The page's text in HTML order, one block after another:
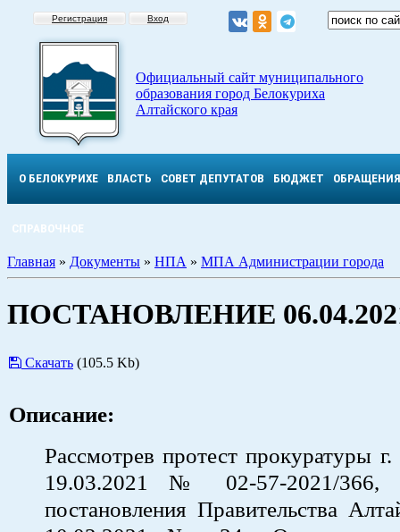
Регистрация Вход
Официальный сайт муниципального
образования город Белокуриха
Алтайского края
О БЕЛОКУРИХЕ ВЛАСТЬ СОВЕТ ДЕПУТАТОВ БЮДЖЕТ ОБРАЩЕНИЯ
СПРАВОЧНОЕ
Главная » Документы » НПА » МПА Администрации города
ПОСТАНОВЛЕНИЕ
Скачать (105.5 Kb)
Описание:
Рассмотрев протест прокуратуры
19.03.2021 № 02-57-2021/366,
постановления Правительства